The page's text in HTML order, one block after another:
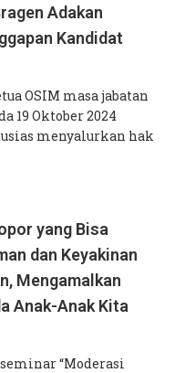
Adakan
Kandidat
OSIM masa jabatan
19 Oktober 2024
menyalurkan hak
yang Bisa
dan Keyakinan
Mengamalkan
Anak-Anak Kita
“Moderasi